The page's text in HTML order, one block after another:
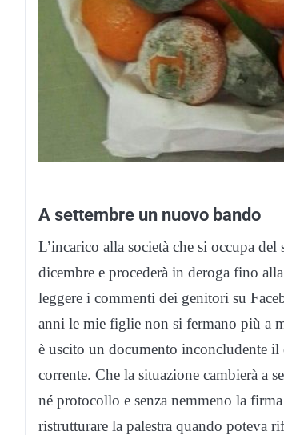
A settembre un nuovo bando
L’incarico alla società che si occupa
dicembre e procederà in deroga fino
leggere i commenti dei genitori su
anni le mie figlie non si fermano più a
è uscito un documento inconcludente
corrente. Che la situazione cambierà a
né protocollo e senza nemmeno la
ristrutturare la palestra quando poteva